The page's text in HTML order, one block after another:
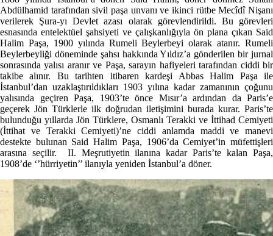
Abdülhamid tarafından sivil paşa unvanı ve ikinci rütbe Mecîdî Nişanı
verilerek Şura-yı Devlet azası olarak görevlendirildi. Bu görevleri
esnasında entelektüel şahsiyeti ve çalışkanlığıyla ön plana çıkan Said
Halim Paşa, 1900 yılında Rumeli Beylerbeyi olarak atanır. Rumeli
Beylerbeyliği döneminde şahsı hakkında Yıldız’a gönderilen bir jurnal
sonrasında yalısı aranır ve Paşa, sarayın hafiyeleri tarafından ciddi bir
takibe alınır. Bu tarihten itibaren kardeşi Abbas Halim Paşa ile
İstanbul’dan uzaklaştırıldıkları 1903 yılına kadar zamanının çoğunu
yalısında geçiren Paşa, 1903’te önce Mısır’a ardından da Paris’e
geçerek Jön Türklerle ilk doğrudan iletişimini burada kurar. Paris’te
bulunduğu yıllarda Jön Türklere, Osmanlı Terakki ve İttihad Cemiyeti
(İttihat ve Terakki Cemiyeti)’ne ciddi anlamda maddi ve manevi
destekte bulunan Said Halim Paşa, 1906’da Cemiyet’in müfettişleri
arasına seçilir. II. Meşrutiyetin ilanına kadar Paris’te kalan Paşa,
1908’de ‘’hürriyetin’’ ilanıyla yeniden İstanbul’a döner.